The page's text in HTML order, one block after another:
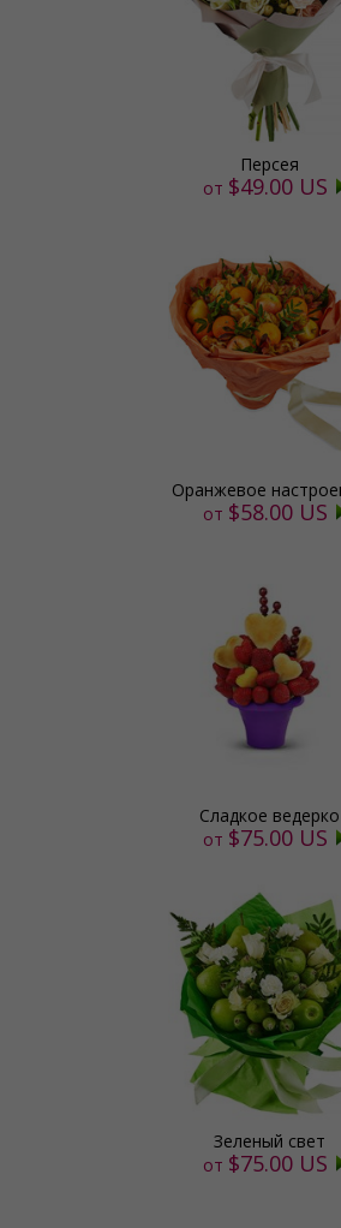
Персея
от $49.00 US
Оранжевое
от $58.00 US
Сладкое ведерко
от $75.00 US
Зеленый свет
от $75.00 US